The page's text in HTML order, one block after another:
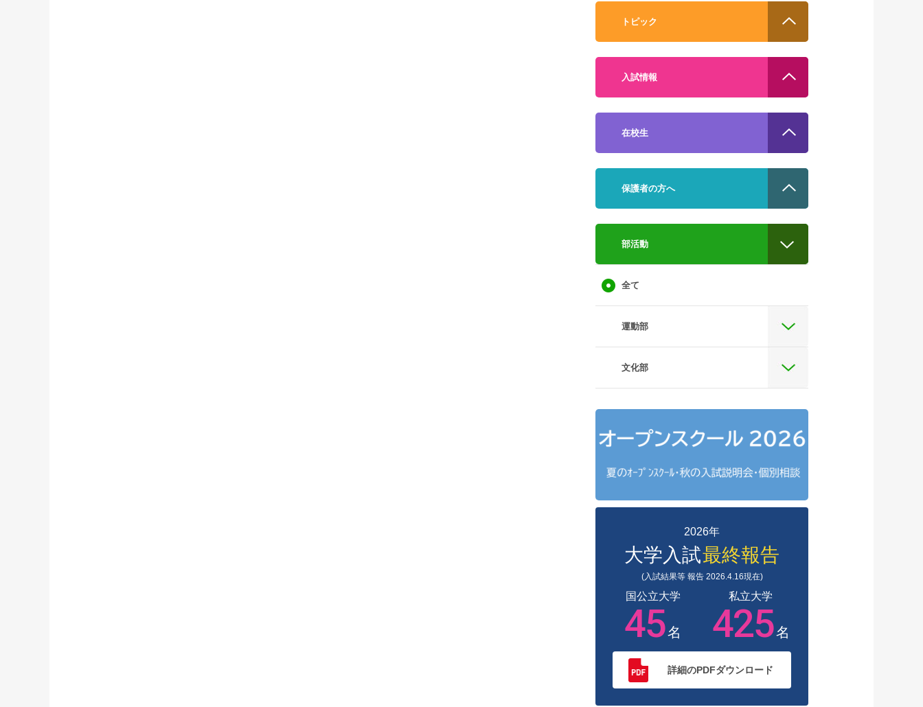
トピック
入試情報
在校生
保護者の方へ
部活動
全て
運動部
文化部
2026年
大学入試最終報告
(入試結果等 報告 2026.4.16現在)
国公立大学 私立大学
45名 425名
詳細のPDFダウンロード